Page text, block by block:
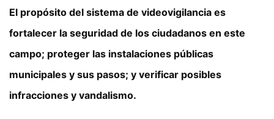
El propósito del sistema de videovigilancia es
fortalecer la seguridad de los ciudadanos en este
campo; proteger las instalaciones públicas
municipales y sus pasos; y verificar posibles
infracciones y vandalismo.